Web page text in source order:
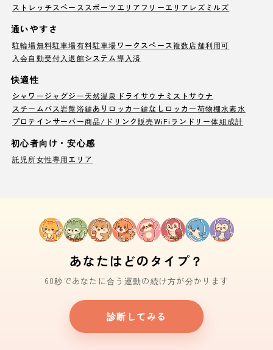
ストレッチスペース スポーツエリア フリーエリア レズミルズ
通いやすさ
駐輪場無料駐車場有料駐車場ワークスペース複数店舗利用可
入会自動受付 入退館システム導入済
快適性
シャワージャグジー天然温泉 ドライサウナ ミストサウナ
スチームバス岩盤浴鍵ありロッカー鍵なしロッカー荷物棚水素水
プロテインサーバー商品/ドリンク販売WiFi ランドリー体組成計
初心者向け・安心感
託児所女性専用エリア
あなたはどのタイプ？
60秒であなたに合う運動の続け方が分かります
診断してみる